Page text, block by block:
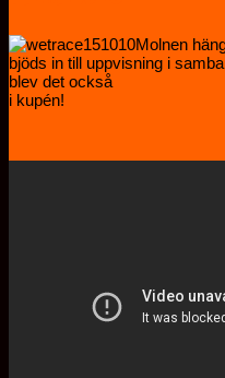
Molnen
bjöds in till uppvisning i
blev det också
i kupén!